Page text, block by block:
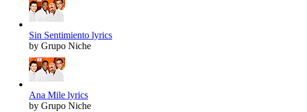
Sin Sentimiento lyrics
by Grupo Niche
Ana Mile lyrics
by Grupo Niche